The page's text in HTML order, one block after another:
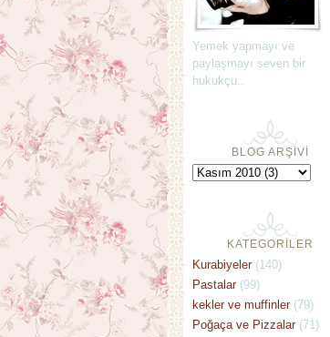
Yemek yapmayı ve
paylaşmayı seven bir
hukukçu..
BLOG ARŞİVİ
KATEGORİLER
Kurabiyeler (140)
Pastalar (99)
kekler ve muffinler (79)
Poğaça ve Pizzalar (71)